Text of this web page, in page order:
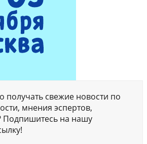
получать свежие новости по
мнения эспертов,
Подпишитесь на нашу